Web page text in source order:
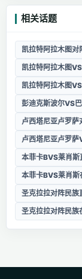
相关话题
凯拉特阿拉木图对
凯拉特阿拉木图
凯拉特阿拉木图
彭迪克斯波尔VS
卢西塔尼亚卢罗萨
卢西塔尼亚卢罗
本菲卡BVS莱肖斯
本菲卡BVS莱肖斯
圣克拉拉对阵民族
圣克拉拉对阵民族